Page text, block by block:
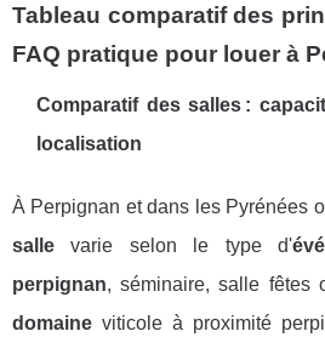
Tableau comparatif des
FAQ pratique pour louer à
Comparatif des salles :
localisation
À Perpignan et dans les Pyrénées
salle varie selon le type d'
perpignan, séminaire, salle fêtes
domaine viticole à proximité